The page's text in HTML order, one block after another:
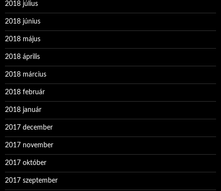
2018 július
2018 június
2018 május
2018 április
2018 március
2018 február
2018 január
2017 december
2017 november
2017 október
2017 szeptember